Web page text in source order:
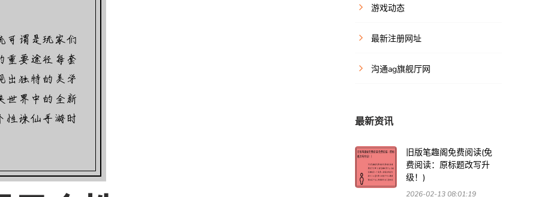
游戏动态
最新注册网址
沟通ag旗舰厅网
最新资讯
旧版笔趣阁免费阅读(免
费阅读：原标题改写升
级！)
2026-02-13 08:01:19